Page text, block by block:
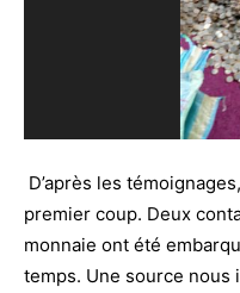
D’après les
premier coup. Deux
monnaie ont été
temps. Une source nous